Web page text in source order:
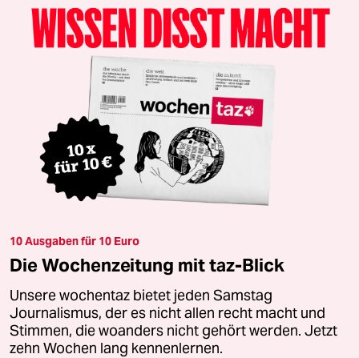
10 Ausgaben für 10 Euro
Die Wochenzeitung mit taz-Blick
Unsere wochentaz bietet jeden Samstag
Journalismus, der es nicht allen recht macht und
Stimmen, die woanders nicht gehört werden. Jetzt
zehn Wochen lang kennenlernen.